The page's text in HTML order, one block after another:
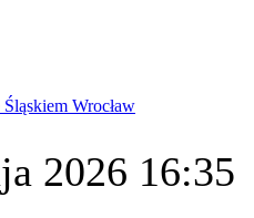
Wrocław
2026 16:35